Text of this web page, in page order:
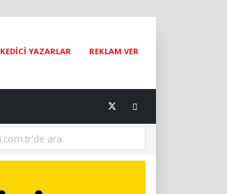
KEDİCİ YAZARLAR REKLAM VER